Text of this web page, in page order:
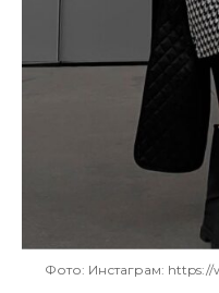
Фото: Инстаграм: https://